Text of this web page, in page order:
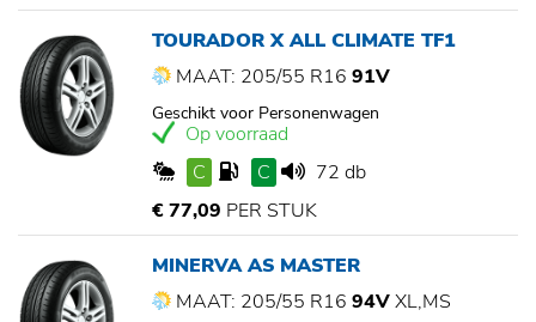
TOURADOR X ALL CLIMATE TF1
MAAT: 205/55 R16 91V
Geschikt voor Personenwagen
Op voorraad
C
C
72 db
€ 77,09 PER STUK
MINERVA AS MASTER
MAAT: 205/55 R16 94VXL,MS